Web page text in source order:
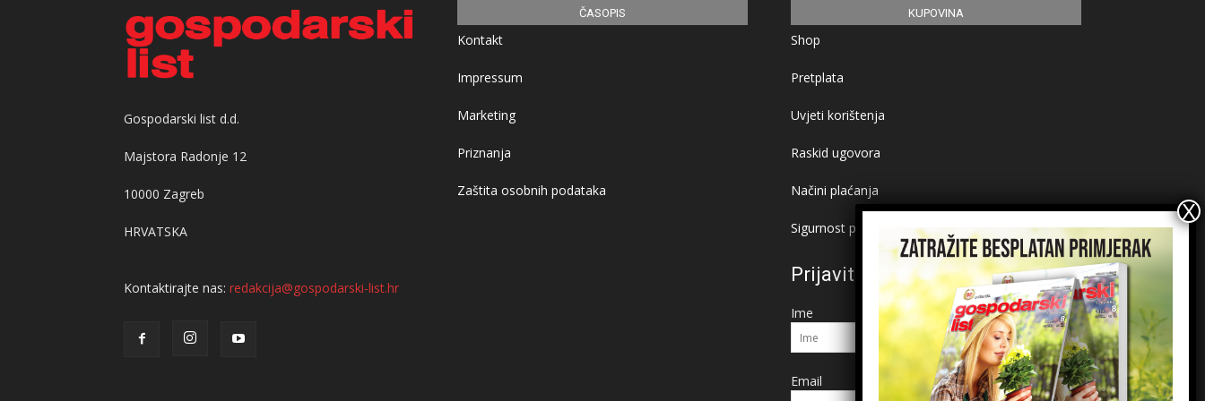
Gospodarski list d.d.
Majstora Radonje 12
10000 Zagreb
HRVATSKA
Kontaktirajte nas: redakcija@gospodarski-list.hr
ČASOPIS
Kontakt
Impressum
Marketing
Priznanja
Zaštita osobnih podataka
KUPOVINA
Shop
Pretplata
Uvjeti korištenja
Raskid ugovora
Načini plaćanja
Sigurnost plaćanja
Prijavite se na newsletter
Ime
Email